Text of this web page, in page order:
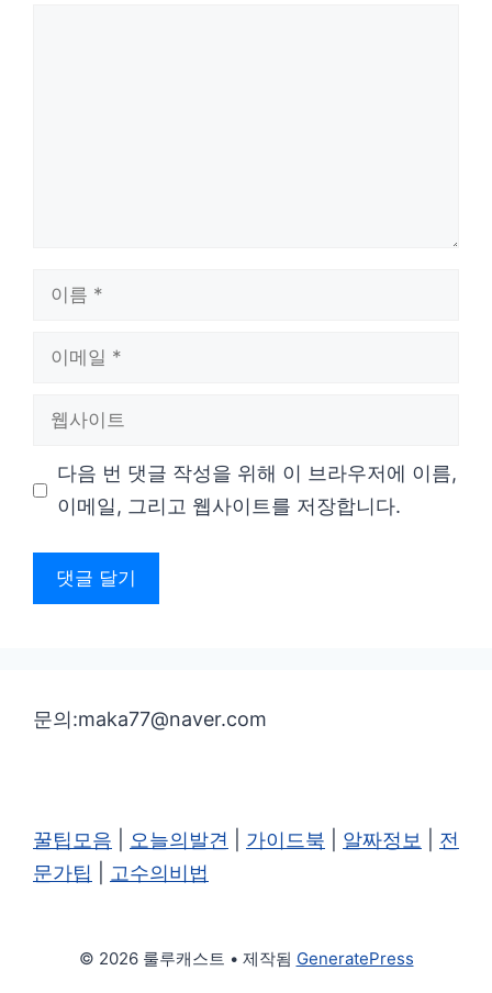
다음 번 댓글 작성을 위해 이 브라우저에 이름,
이메일, 그리고 웹사이트를 저장합니다.
문의:maka77@naver.com
꿀팁모음 오늘의발견 가이드북 알짜정보
전
문가팁
고수의비법
© 2026 룰루캐스트 • 제작됨 GeneratePress